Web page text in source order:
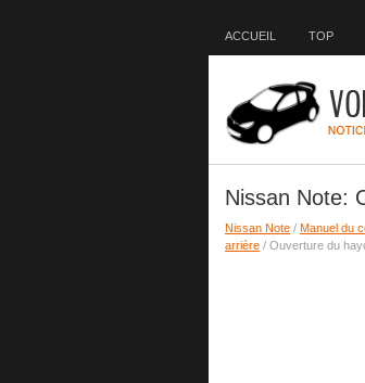
ACCUEIL TOP
Nissan Note:
Nissan Note / Manuel du
arrière / Ouverture du